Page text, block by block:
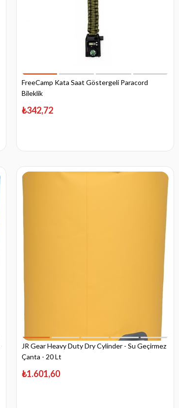
FreeCamp Kata Saat Göstergeli Paracord
Bileklik
₺342,72
JR Gear Heavy Duty Dry Cylinder - Su Geçirmez
Çanta - 20 Lt
₺1.601,60